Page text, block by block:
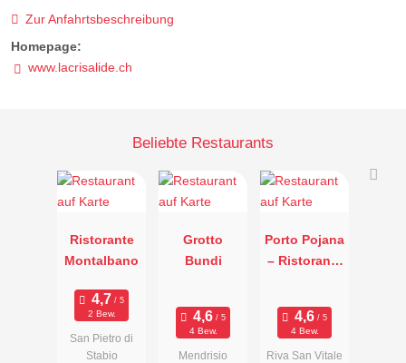
Zur Anfahrtsbeschreibung
Homepage:
www.lacrisalide.ch
Beliebte Restaurants
Ristorante
Montalbano
2 Bew.
San Pietro di
Stabio
Grotto
Bundi
4 Bew.
Mendrisio
Porto Pojana
– Ristorante
4 Bew.
Riva San Vitale